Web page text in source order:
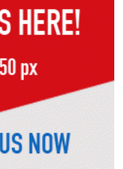
প্রশাসন গড়াই সরকারের মূল